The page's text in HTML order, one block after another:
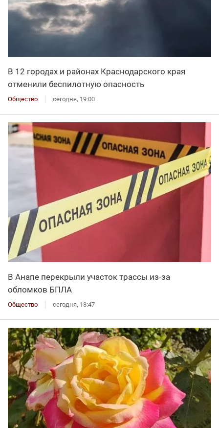
В 12 городах и районах Краснодарского края
отменили беспилотную опасность
Общество сегодня, 19:00
В Анапе перекрыли участок трассы из-за
обломков БПЛА
Общество сегодня, 18:47